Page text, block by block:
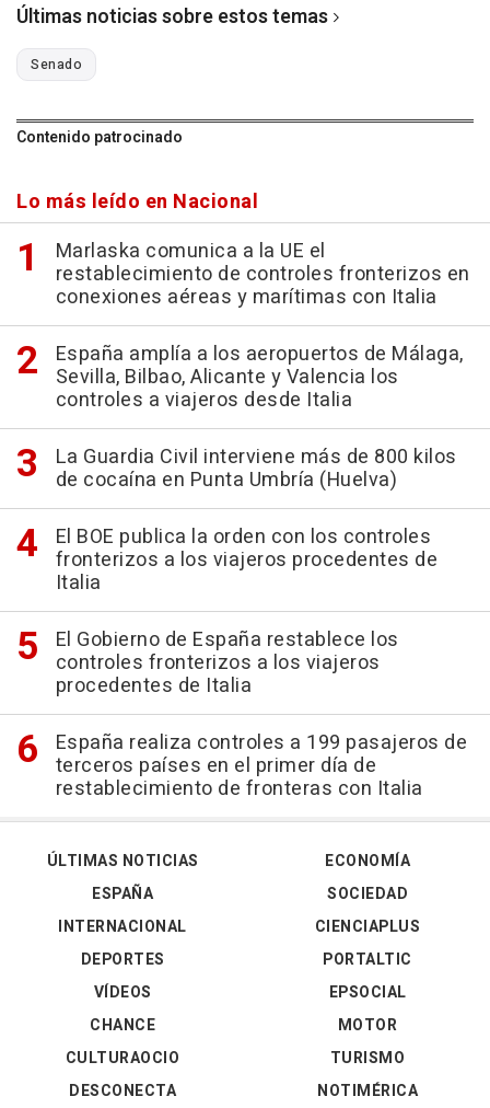
Últimas noticias sobre estos temas
Senado
Contenido patrocinado
Lo más leído en Nacional
Marlaska comunica a la UE el
restablecimiento de controles fronterizos en
conexiones aéreas y marítimas con Italia
España amplía a los aeropuertos de Málaga,
Sevilla, Bilbao, Alicante y Valencia los
controles a viajeros desde Italia
La Guardia Civil interviene más de 800 kilos
de cocaína en Punta Umbría (Huelva)
El BOE publica la orden con los controles
fronterizos a los viajeros procedentes de
Italia
El Gobierno de España restablece los
controles fronterizos a los viajeros
procedentes de Italia
España realiza controles a 199 pasajeros de
terceros países en el primer día de
restablecimiento de fronteras con Italia
ÚLTIMAS NOTICIAS
ESPAÑA
INTERNACIONAL
DEPORTES
VÍDEOS
ECONOMÍA
SOCIEDAD
CIENCIAPLUS
PORTALTIC
EPSOCIAL
CHANCE
CULTURAOCIO
DESCONECTA
MOTOR
TURISMO
NOTIMÉRICA